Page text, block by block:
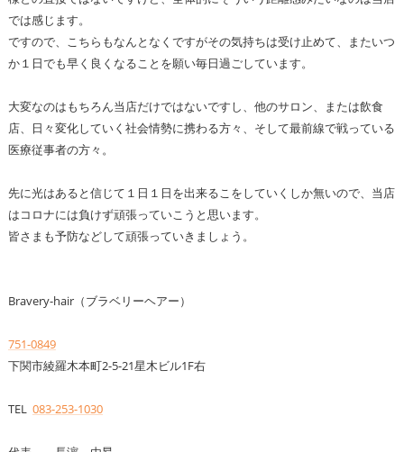
では感じます。
ですので、こちらもなんとなくですがその気持ちは受け止めて、またいつ
か１日でも早く良くなることを願い毎日過ごしています。
大変なのはもちろん当店だけではないですし、他のサロン、または飲食
店、日々変化していく社会情勢に携わる方々、そして最前線で戦っている
医療従事者の方々。
先に光はあると信じて１日１日を出来るこをしていくしか無いので、当店
はコロナには負けず頑張っていこうと思います。
皆さまも予防などして頑張っていきましょう。
Bravery-hair（ブラベリーヘアー）
751-0849
下関市綾羅木本町2-5-21星木ビル1F右
TEL 083-253-1030